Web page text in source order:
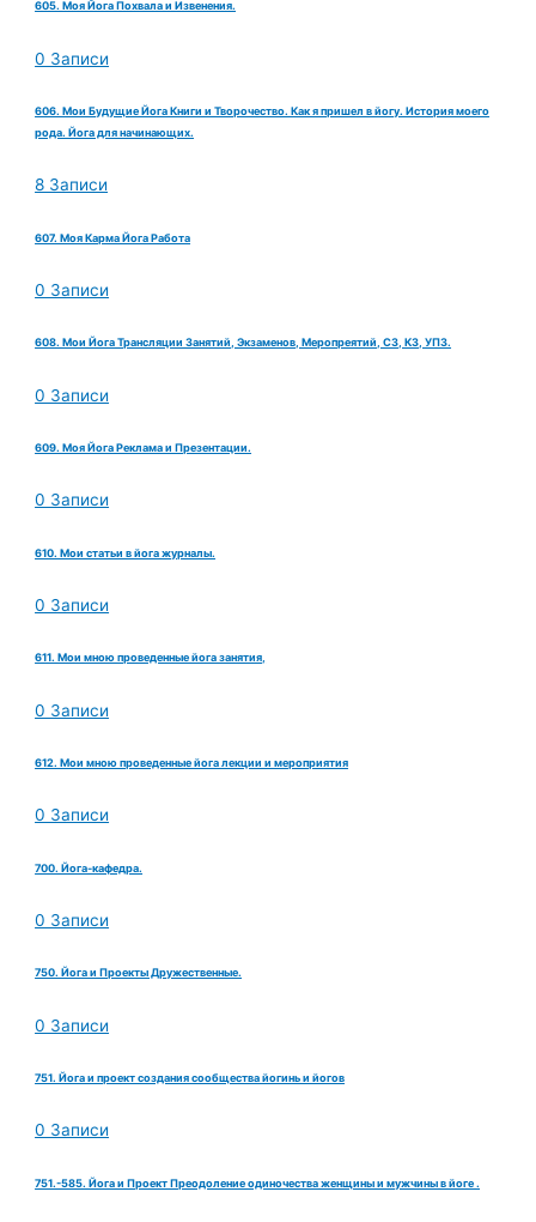
605. Моя Йога Похвала и Извенения.
0 Записи
606. Мои Будущие Йога Книги и Творочество. Как я пришел в йогу. История моего
рода. Йога для начинающих.
8 Записи
607. Моя Карма Йога Работа
0 Записи
608. Мои Йога Трансляции Занятий, Экзаменов, Меропреятий, СЗ, КЗ, УПЗ.
0 Записи
609. Моя Йога Реклама и Презентации.
0 Записи
610. Мои статьи в йога журналы.
0 Записи
611. Мои мною проведенные йога занятия,
0 Записи
612. Мои мною проведенные йога лекции и мероприятия
0 Записи
700. Йога-кафедра.
0 Записи
750. Йога и Проекты Дружественные.
0 Записи
751. Йога и проект создания сообщества йогинь и йогов
0 Записи
751.-585. Йога и Проект Преодоление одиночества женщины и мужчины в йоге .